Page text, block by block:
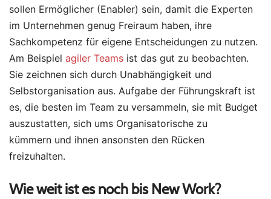
sollen Ermöglicher (Enabler) sein, damit die Experten
im Unternehmen genug Freiraum haben, ihre
Sachkompetenz für eigene Entscheidungen zu nutzen.
Am Beispiel agiler Teams ist das gut zu beobachten.
Sie zeichnen sich durch Unabhängigkeit und
Selbstorganisation aus. Aufgabe der Führungskraft ist
es, die besten im Team zu versammeln, sie mit Budget
auszustatten, sich ums Organisatorische zu
kümmern und ihnen ansonsten den Rücken
freizuhalten.
Wie weit ist es noch bis New Work?